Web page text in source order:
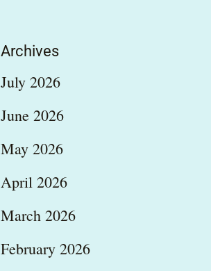
Archives
July 2026
June 2026
May 2026
April 2026
March 2026
February 2026